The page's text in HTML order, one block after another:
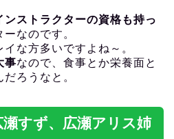
ンストラクターの資格も持っ
なのです。
な方多いですよね～。
事なので、食事とか栄養面と
ろうなと。
すず、広瀬アリス姉